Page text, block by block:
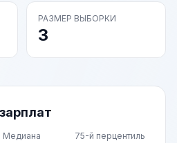
РАЗМЕР ВЫБОРКИ
3
Медиана 75-й перцентиль